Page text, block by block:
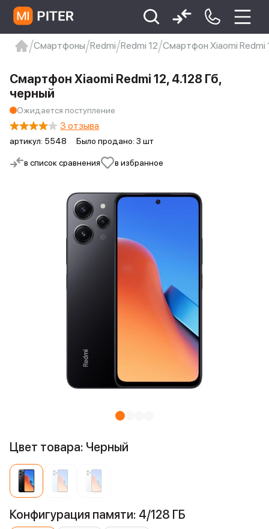
Xiaomi 9 про
xiaomi redmi 12c
Смартфоны Redmi Redmi 12 Смартфон Xiaomi Redmi
в список сравнения в избранное
Смартфон Xiaomi Redmi 12, 4.128 Гб,
черный
Ожидается поступление
артикул: 5548 Было продано: 3 шт
3 отзыва
Цвет товара: Черный
Конфигурация памяти: 4/128 ГБ